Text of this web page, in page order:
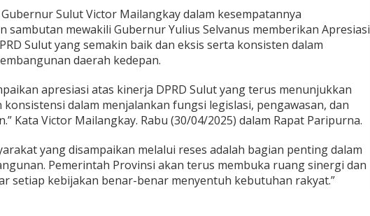
Sulut Victor Mailangkay dalam kesempatannya
sambutan mewakili Gubernur Yulius Selvanus memberikan Apresiasi
Sulut yang semakin baik dan eksis serta konsisten dalam
daerah kedepan.
apresiasi atas kinerja DPRD Sulut yang terus menunjukkan
konsistensi dalam menjalankan fungsi legislasi, pengawasan, dan
Kata Victor Mailangkay. Rabu (30/04/2025) dalam Rapat Paripurna.
yang disampaikan melalui reses adalah bagian penting dalam
Pemerintah Provinsi akan terus membuka ruang sinergi dan
setiap kebijakan benar-benar menyentuh kebutuhan rakyat.”